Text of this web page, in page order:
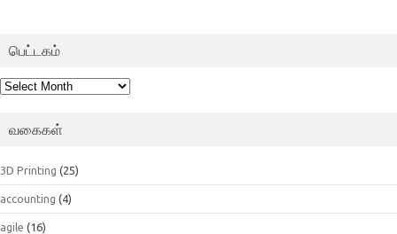
பெட்டகம்
பெட்டகம்
வகைகள்
3D Printing (25)
accounting (4)
agile (16)